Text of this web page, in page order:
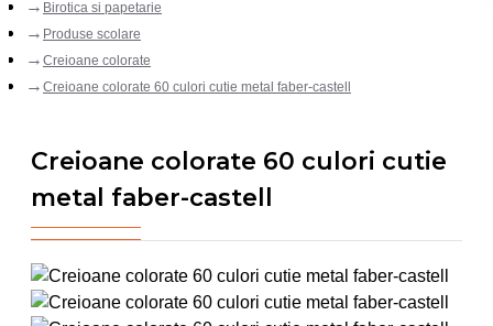
Birotica si papetarie
Produse scolare
Creioane colorate
Creioane colorate 60 culori cutie metal faber-castell
Creioane colorate 60 culori cutie
metal faber-castell